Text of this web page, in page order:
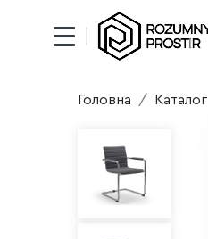
Головна Каталог